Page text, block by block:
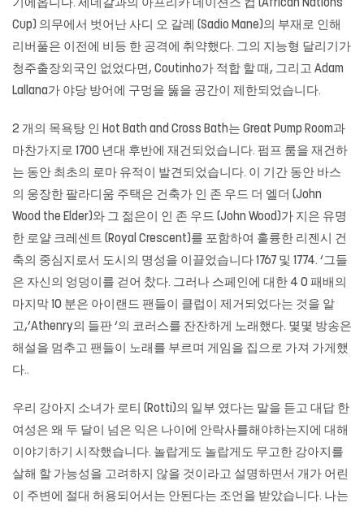
기에옵니다. 세네갈과의 아프리카 네이션스 컵 (African Nations
Cup) 의무에서 벗어난 사디 오 갈레 (Sadio Mane)의 부재로 인해
리버풀은 이전에 비등 한 공격에 취약했다. 그의 지능형 달리기가
청주출장외국인 없었다면, Coutinho가 적합 할 때, 그리고 Adam
Lallana가 야당 방어에 구멍을 뚫을 공간이 제한되었습니다.
2 개의 목욕탕 인 Hot Bath and Cross Bath는 Great Pump Room과
마찬가지로 1700 년대 후반에 재건되었습니다. 펌프 룸을 재건하
는 동안 최초의 로마 유적이 발견되었습니다. 이 기간 동안 바스
의 웅장한 팔라디움 주택은 건축가 인 존 우드 더 엘더 (John
Wood the Elder)와 그 젊은이 인 존 우드 (John Wood)가 지은 유명
한 로얄 크레센트 (Royal Crescent)를 포함하여 훌륭한 리젠시 건
축의 중심지로서 도시의 명성을 이끌었습니다 1767 및 1774. ‘그들
은 자신의 엉덩이를 걷어 찼다. 그러나 스페인에 대한 4 0 패배의
마지막 10 분은 아이랜드 팬들이 클럽이 제거되었다는 것을 알
고,’Athenry의 들판 ‘의 코러스를 잔잔하게 노래했다. 몇몇 방송은
해설을 멈추고 팬들이 노래를 부르며 게임을 집으로 가져 가게했
다..
우리 강아지 소녀가 로티 (Rotti)의 일부 였다는 말을 듣고 대답 한
여성은 왜 두 달이 넘은 익은 나이에 안락사를해야하는지에 대해
이야기하기 시작했습니다. 놀랍게도 놀랍게도 무고한 강아지를
살해 할 가능성을 고려하지 않을 것이라고 설명하면서 개가 어린
이 주변에 절대 허용되어서는 안된다는 조언을 받았습니다. 나는